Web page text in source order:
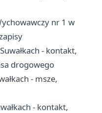
nr 1 w
- kontakt,
drogowego
- msze,
- kontakt,